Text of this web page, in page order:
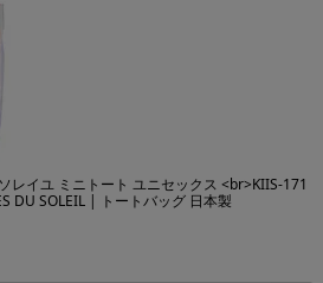
レイユ ミニトート ユニセックス <br>KIIS-171
DU SOLEIL | トートバッグ 日本製